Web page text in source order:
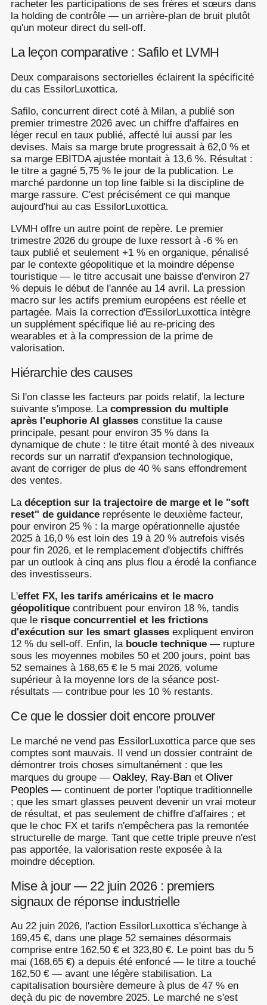
racheter les participations de ses frères et sœurs dans
la holding de contrôle — un arrière-plan de bruit plutôt
qu'un moteur direct du sell-off.
La leçon comparative : Safilo et LVMH
Deux comparaisons sectorielles éclairent la spécificité
du cas EssilorLuxottica.
Safilo, concurrent direct coté à Milan, a publié son
premier trimestre 2026 avec un chiffre d'affaires en
léger recul en taux publié, affecté lui aussi par les
devises. Mais sa marge brute progressait à 62,0 % et
sa marge EBITDA ajustée montait à 13,6 %. Résultat :
le titre a gagné 5,75 % le jour de la publication. Le
marché pardonne un top line faible si la discipline de
marge rassure. C'est précisément ce qui manque
aujourd'hui au cas EssilorLuxottica.
LVMH offre un autre point de repère. Le premier
trimestre 2026 du groupe de luxe ressort à -6 % en
taux publié et seulement +1 % en organique, pénalisé
par le contexte géopolitique et la moindre dépense
touristique — le titre accusait une baisse d'environ 27
% depuis le début de l'année au 14 avril. La pression
macro sur les actifs premium européens est réelle et
partagée. Mais la correction d'EssilorLuxottica intègre
un supplément spécifique lié au re-pricing des
wearables et à la compression de la prime de
valorisation.
Hiérarchie des causes
Si l'on classe les facteurs par poids relatif, la lecture
suivante s'impose. La compression du multiple
après l'euphorie AI glasses constitue la cause
principale, pesant pour environ 35 % dans la
dynamique de chute : le titre était monté à des niveaux
records sur un narratif d'expansion technologique,
avant de corriger de plus de 40 % sans effondrement
des ventes.
La déception sur la trajectoire de marge et le "soft
reset" de guidance représente le deuxième facteur,
pour environ 25 % : la marge opérationnelle ajustée
2025 à 16,0 % est loin des 19 à 20 % autrefois visés
pour fin 2026, et le remplacement d'objectifs chiffrés
par un outlook à cinq ans plus flou a érodé la confiance
des investisseurs.
L'effet FX, les tarifs américains et le macro
géopolitique contribuent pour environ 18 %, tandis
que le risque concurrentiel et les frictions
d'exécution sur les smart glasses expliquent environ
12 % du sell-off. Enfin, la boucle technique — rupture
sous les moyennes mobiles 50 et 200 jours, point bas
52 semaines à 168,65 € le 5 mai 2026, volume
supérieur à la moyenne lors de la séance post-
résultats — contribue pour les 10 % restants.
Ce que le dossier doit encore prouver
Le marché ne vend pas EssilorLuxottica parce que ses
comptes sont mauvais. Il vend un dossier contraint de
démontrer trois choses simultanément : que les
marques du groupe — Oakley, Ray-Ban etOliver
Peoples— continuent de porter l'optique traditionnelle
; que les smart glasses peuvent devenir un vrai moteur
de résultat, et pas seulement de chiffre d'affaires ; et
que le choc FX et tarifs n'empêchera pas la remontée
structurelle de marge. Tant que cette triple preuve n'est
pas apportée, la valorisation reste exposée à la
moindre déception.
Mise à jour — 22 juin 2026 : premiers
signaux de réponse industrielle
Au 22 juin 2026, l'action EssilorLuxottica s'échange à
169,45 €, dans une plage 52 semaines désormais
comprise entre 162,50 € et 323,80 €. Le point bas du 5
mai (168,65 €) a depuis été enfoncé — le titre a touché
162,50 € — avant une légère stabilisation. La
capitalisation boursière demeure à plus de 47 % en
deçà du pic de novembre 2025. Le marché ne s'est